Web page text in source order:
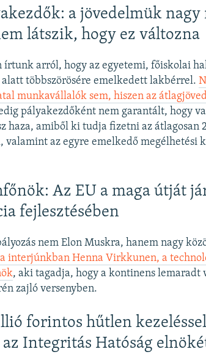
a jövedelmük nagy
látszik, hogy ez változna
írtunk arról, hogy az egyetemi, főiskolai
többszörösére emelkedett lakbérrel.
munkavállalók sem, hiszen az
pályakezdőként nem garantált, hogy
haza, amiből ki tudja fizetni az átlagosan
valamint az egyre emelkedő megélhetési
Az EU a maga útját
fejlesztésében
nem Elon Muskra, hanem nagy
interjúnkban Henna Virkkunen, a
, aki tagadja, hogy a kontinens lemaradt
zajló versenyben.
forintos hűtlen
az Integritás Hatóság